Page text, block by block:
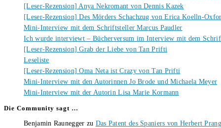
[Leser-Rezension] Anya Nekromant von Dennis Kazek
[Leser-Rezension] Des Mörders Schachzug von Erica Koelln-
Mini-Interview mit dem Schriftsteller Marcus Paudler
Ich wurde interviewt – Bücherversum im Interview mit dem
[Leser-Rezension] Grab der Liebe von Tan Prifti
Leseliste
[Leser-Rezension] Oma Neta ist Crazy von Tan Prifti
Mini-Interview mit den Autorinnen Jo Brode und Michaela Meyer
Mini-Interview mit der Autorin Lisa Marie Kormann
Die Community sagt …
Benjamin Raunegger zu Das Patent des Spaniers von Herbert